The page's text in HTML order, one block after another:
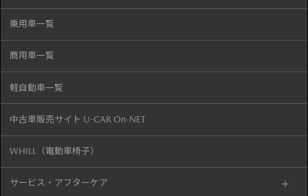
乗用車一覧
商用車一覧
軽自動車一覧
中古車販売サイト U-CAR On-NET
WHILL（電動車椅子）
サービス・アフターケア